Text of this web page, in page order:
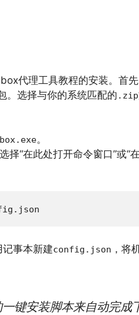
代理工具教程的安装。首
。选择与你的系统匹配的 .zip
。
择“在此处打开命令窗口”或“
事本新建config.json ，将
键安装脚本来自动完成